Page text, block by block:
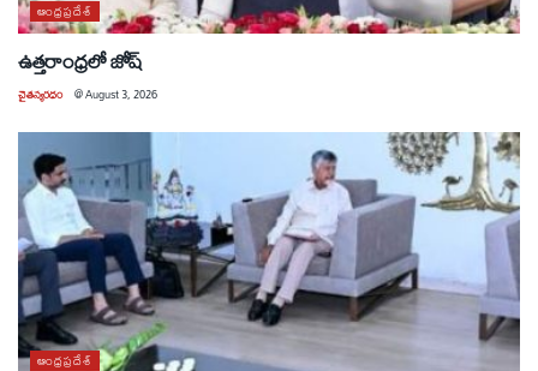
ఆంధ్రప్రదేశ్
ఉత్తరాంధ్రలో జోష్
చైతన్యరధం @August 3, 2026
ఆంధ్రప్రదేశ్